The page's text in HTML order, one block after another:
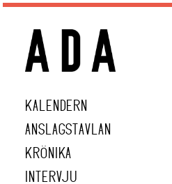
KALENDERN
ANSLAGSTAVLAN
KRÖNIKA
INTERVJU